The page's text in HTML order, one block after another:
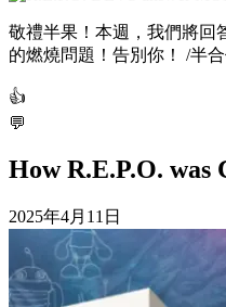
敬禮半果！本週，我們將回
的燃燒問題！告別你！ /半
👍
💬
How R.E.P.O. was
2025年4月11日